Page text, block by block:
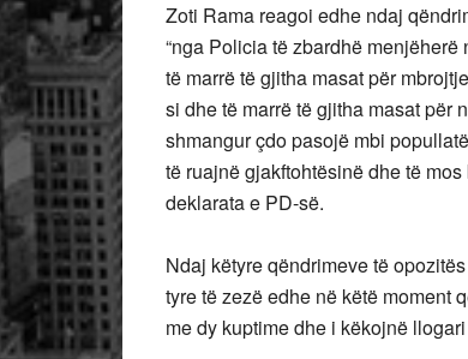
Zoti Rama reagoi edhe ndaj
“nga Policia të zbardhë
të marrë të gjitha masat për
si dhe të marrë të gjitha masat për
shmangur çdo pasojë mbi
të ruajnë gjakftohtësinë dhe të
deklarata e PD-së.
Ndaj këtyre qëndrimeve të
tyre të zezë edhe në këtë moment
me dy kuptime dhe i këkojnë